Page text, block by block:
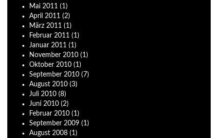
Mai 2011 (1)
April 2011 (2)
März 2011 (1)
Februar 2011 (1)
Januar 2011 (1)
November 2010 (1)
Oktober 2010 (1)
September 2010 (7)
August 2010 (3)
Juli 2010 (8)
Juni 2010 (2)
Februar 2010 (1)
September 2009 (1)
August 2008 (1)